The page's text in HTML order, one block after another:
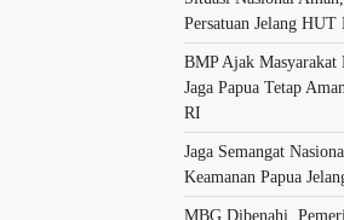
Persatuan Jelang HUT
BMP Ajak Masyarakat
Jaga Papua Tetap
RI
Jaga Semangat
Keamanan Papua
MBG Dibenahi,